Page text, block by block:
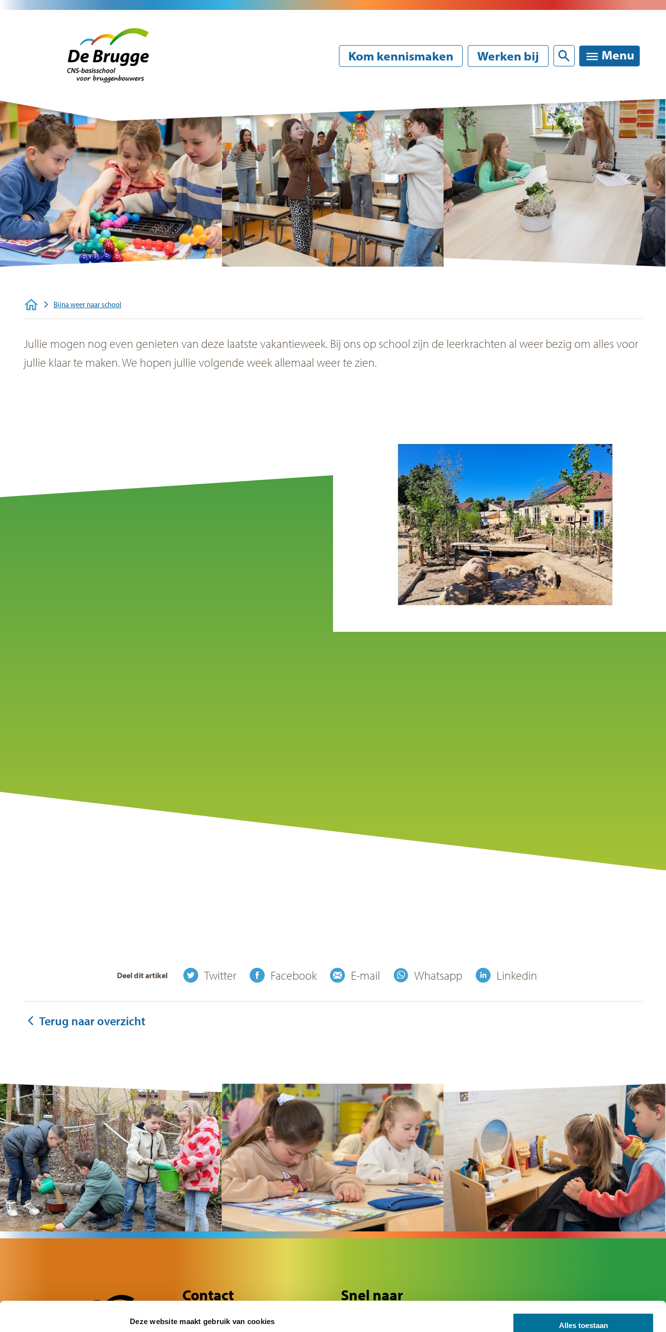
Deze website maakt gebruik van cookies Alles toestaan
Kom kennismaken Werken bij Menu
Nieuws
Agenda
Veelgestelde vragen
Contact
Onze school
Over de organisatie
Beleid
Identiteit
Team
Partnerorganisaties
Ons onderwijs
Ouderinformatie
Aanmelden van uw kind
Praktische informatie / schoolgids
Vakanties en vrije dagen
Ziekte, verlof verzuim
Opvang buiten schooltijden
Financiën
Ik heb een klacht. Wat nu?
Bijna weer naar school
Jullie mogen nog even genieten van deze laatste vakantieweek. Bij ons op school zijn de leerkrachten al weer bezig om alles voor
jullie klaar te maken. We hopen jullie volgende week allemaal weer te zien.
Deel dit artikel Twitter Facebook E-mail Whatsapp Linkedin
Terug naar overzicht
Contact
6716 DN Ede
Snel naar
Verzoek aanmelden kind